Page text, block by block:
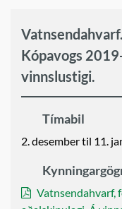
Kópavogs
vinnslustigi.
Tímabil
2. desember til 11.
Vatnsendahvarf,